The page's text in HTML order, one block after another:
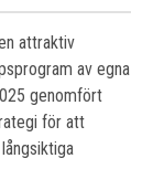
attraktiv
av egna
genomfört
för att